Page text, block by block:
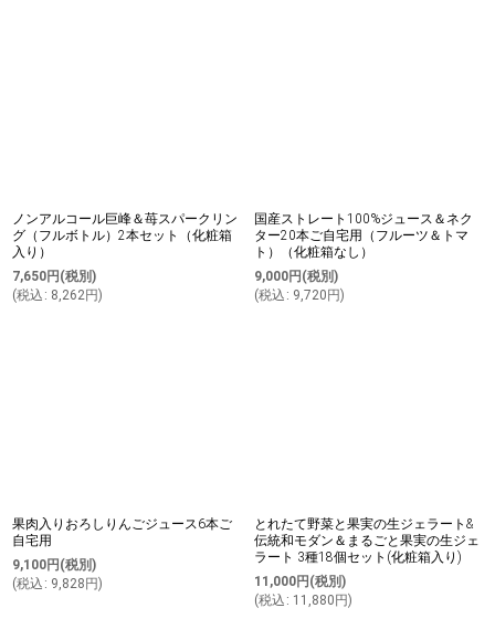
ノンアルコール巨峰＆苺スパークリン
グ（フルボトル）2本セット（化粧箱
入り）
7,650円 (税別)
(税込 : 8,262円)
国産ストレート100%ジュース＆ネク
ター20本ご自宅用（フルーツ＆トマ
ト）（化粧箱なし）
9,000円 (税別)
(税込 : 9,720 円)
果肉入りおろしりんごジュース6本ご
自宅用
9,100円 (税別)
(税込 : 9,828 円)
とれたて野菜と果実の生ジェラート&
伝統和モダン＆まるごと果実の生ジェ
ラート 3種18個セット(化粧箱入り)
11,000円 (税別)
(税込 : 11,880 円)